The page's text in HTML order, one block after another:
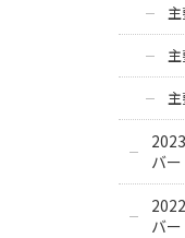
バー
バー